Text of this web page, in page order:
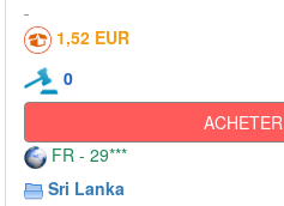
1,52 EUR
0
ACHETER
FR - 29***
Sri Lanka